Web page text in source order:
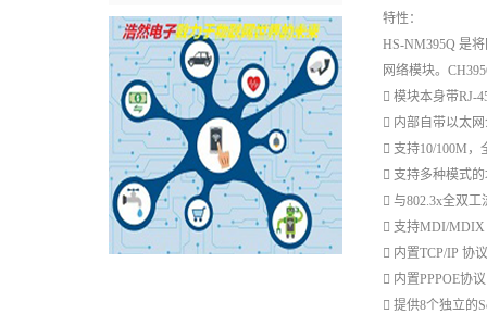
特性：
HS-NM395Q 是
网络模块。
 模块本身带RJ-
 内部自带以太
 支持10/100M
 支持多种模式
 与802.3x全双
 支持MDI/
 内置TCP/IP 协
 内置PPPOE协
 提供8个独立的